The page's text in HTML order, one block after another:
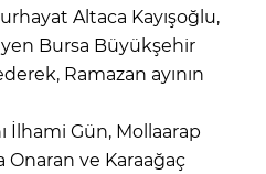
Altaca Kayışoğlu,
Bursa Büyükşehir
Ramazan ayının
İlhami Gün, Mollaarap
Onaran ve Karaağaç